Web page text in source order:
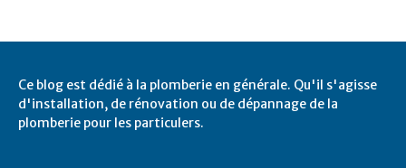
Ce blog est dédié à la plomberie en générale. Qu'il s'agisse
d'installation, de rénovation ou de dépannage de la
plomberie pour les particulers.